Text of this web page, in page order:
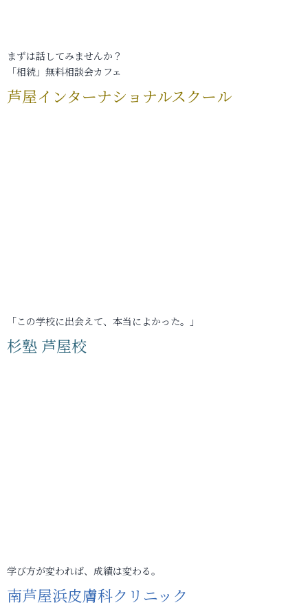
まずは話してみませんか？
「相続」無料相談会カフェ
芦屋インターナショナルスクール
「この学校に出会えて、本当によかった。」
杉塾 芦屋校
学び方が変われば、成績は変わる。
南芦屋浜皮膚科クリニック